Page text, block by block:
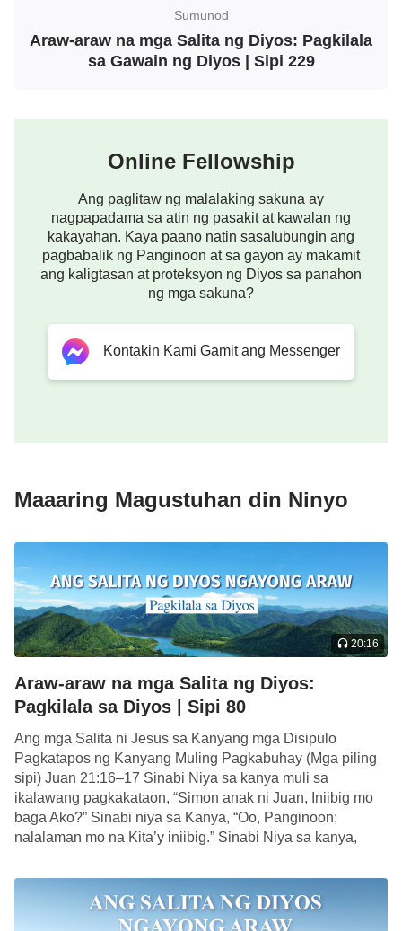
para sa Diyos at tiisin ang lahat ng pagdurusa!
Dapat mong tanggapin nang masaya at may
katiyakan ang kaunting pagdurusang
kinakain ang pagkaing nagmumula sa diyablo, at
gumagawa at naglilingkod sa ilalim ng impluwensya
ng diyablo, ganap na natatapakan sa karumihan
nito. Kung hindi mo nauunawaan ang kahulugan ng
buhay o natatamo ang tunay na daan, ano ang
kabuluhan sa pamumuhay nang ganito? Kayo ay
landas, yaong mga naghahangad ng paglago. Kayo
ay mga taong naninindigan sa bansa ng malaking
Pagsasagawa 2
Sumunod
Araw-araw na mga Salita ng Diyos: Pagkilala
sa Gawain ng Diyos | Sipi 229
Online Fellowship
Ang paglitaw ng malalaking sakuna ay
nagpapadama sa atin ng pasakit at kawalan ng
kakayahan. Kaya paano natin sasalubungin ang
pagbabalik ng Panginoon at sa gayon ay makamit
ang kaligtasan at proteksyon ng Diyos sa panahon
ng mga sakuna?
Kontakin Kami Gamit ang Messenger
Maaaring Magustuhan din Ninyo
20:16
Araw-araw na mga Salita ng Diyos:
Pagkilala sa Diyos | Sipi 80
Ang mga Salita ni Jesus sa Kanyang mga Disipulo
Pagkatapos ng Kanyang Muling Pagkabuhay (Mga piling
sipi) Juan 21:16–17 Sinabi Niya sa kanya muli sa
ikalawang pagkakataon, “Simon anak ni Juan, Iniibig mo
baga Ako?” Sinabi niya sa Kanya, “Oo, Panginoon;
nalalaman mo na Kita’y iniibig.” Sinabi Niya sa kanya,